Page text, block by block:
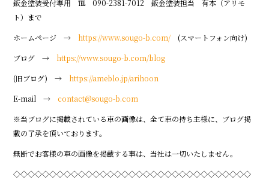
鈑金塗装受付専用 ℡ 090-2381-7012 鈑金塗装担当 有本（アリモ
ト）まで
ホームページ → https://www.sougo-b.com/ (スマートフォン向け)
ブログ → https://www.sougo-b.com/blog
(旧ブログ) → https://ameblo.jp/arihoon
E-mail →contact@sougo-b.com
※当ブログに掲載されている車の画像は、全て車の持ち主様に、ブログ掲
載の了承を頂いております。
無断でお客様の車の画像を掲載する事は、当社は一切いたしません。
◇◇◇◇◇◇◇◇◇◇◇◇◇◇◇◇◇◇◇◇◇◇◇◇◇◇◇◇◇◇◇◇◇